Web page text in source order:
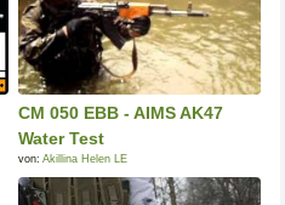
CM 050 EBB - AIMS AK47
Water Test
von: Akillina Helen LE